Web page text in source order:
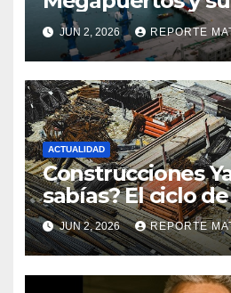
el turismo y el
global
JUN 2, 2026 REPORTE
ACTUALIDAD
Construcciones
sabías? El ciclo
materiales de
revoluciona
proyectos
JUN 2, 2026 REPORTE